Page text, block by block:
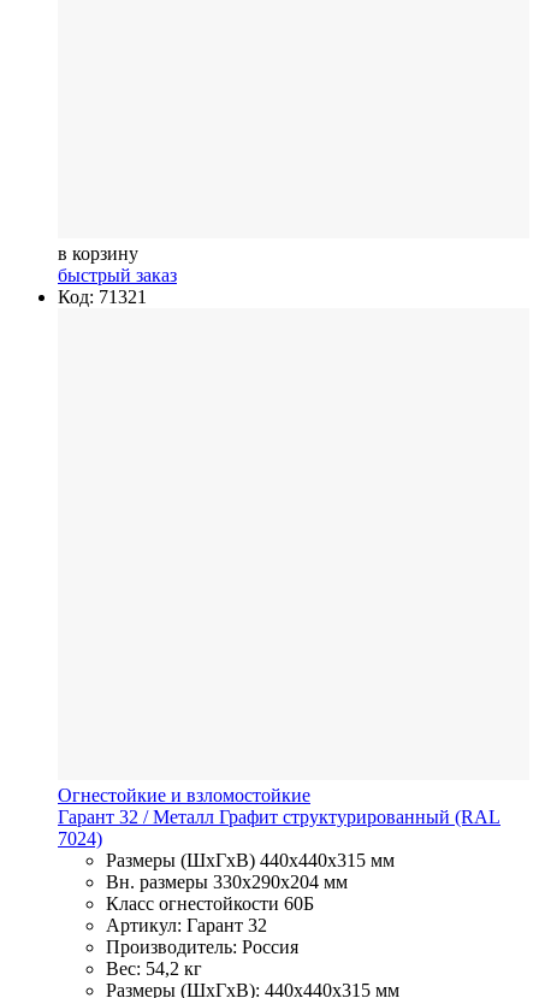
в корзину
быстрый заказ
Код: 71321
Огнестойкие и взломостойкие
Гарант 32 / Металл Графит структурированный (RAL
7024)
Размеры (ШхГхВ) 440x440x315 мм
Вн. размеры 330x290х204 мм
Класс огнестойкости 60Б
Артикул: Гарант 32
Производитель: Россия
Вес: 54,2 кг
Размеры (ШхГхВ): 440x440x315 мм